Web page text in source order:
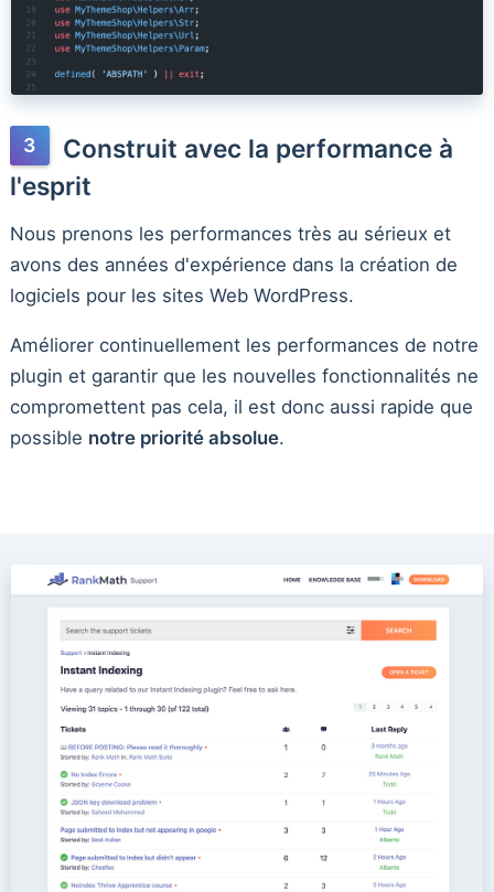
Construit avec la performance à
l'esprit
Nous prenons les performances très au sérieux et
avons des années d'expérience dans la création de
logiciels pour les sites Web WordPress.
Améliorer continuellement les performances de notre
plugin et garantir que les nouvelles fonctionnalités ne
compromettent pas cela, il est donc aussi rapide que
possible notre priorité absolue.